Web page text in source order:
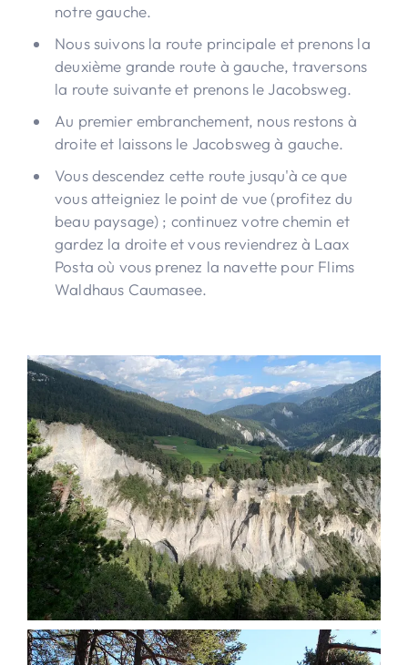
notre gauche.
Nous suivons la route principale et prenons la
deuxième grande route à gauche, traversons
la route suivante et prenons le Jacobsweg.
Au premier embranchement, nous restons à
droite et laissons le Jacobsweg à gauche.
Vous descendez cette route jusqu'à ce que
vous atteigniez le point de vue (profitez du
beau paysage) ; continuez votre chemin et
gardez la droite et vous reviendrez à Laax
Posta où vous prenez la navette pour Flims
Waldhaus Caumasee.